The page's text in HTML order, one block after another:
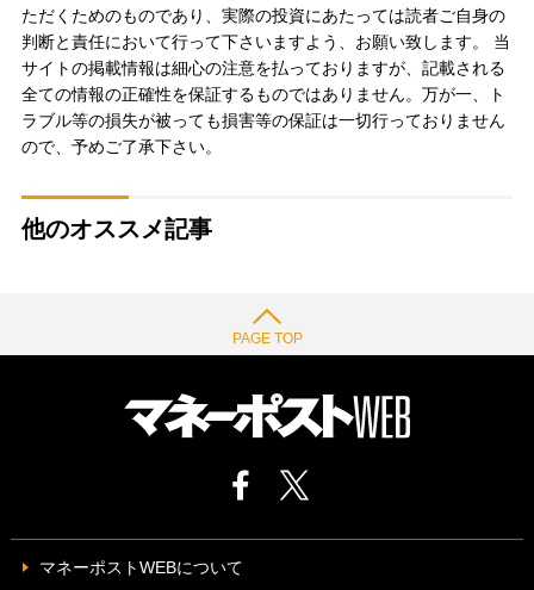
ただくためのものであり、実際の投資にあたっては読者ご自身の
判断と責任において行って下さいますよう、お願い致します。 当
サイトの掲載情報は細心の注意を払っておりますが、記載される
全ての情報の正確性を保証するものではありません。万が一、ト
ラブル等の損失が被っても損害等の保証は一切行っておりません
ので、予めご了承下さい。
他のオススメ記事
PAGE TOP
マネーポストWEBについて